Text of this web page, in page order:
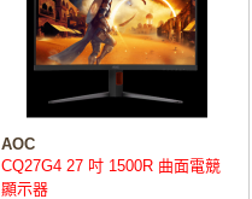
AOC
CQ27G4 27 吋 1500R 曲面電競
顯示器